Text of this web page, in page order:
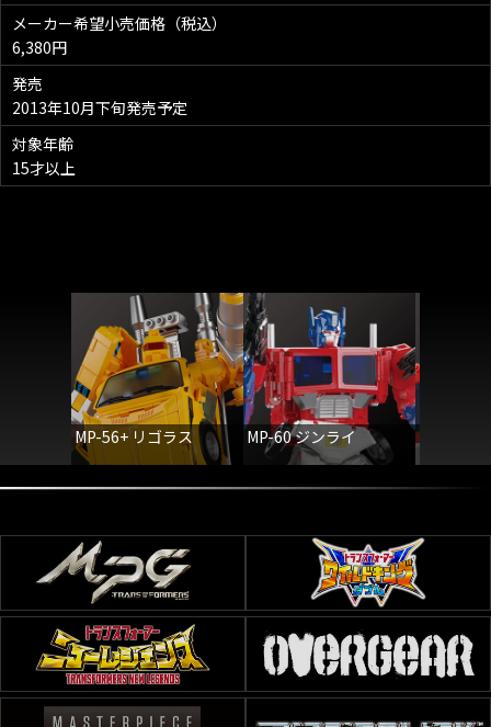
メーカー希望小売価格（税込）
6,380円
発売
2013年10月下旬発売予定
対象年齢
15才以上
MP-56+ リゴラス MP-60 ジンライ
MP-44S